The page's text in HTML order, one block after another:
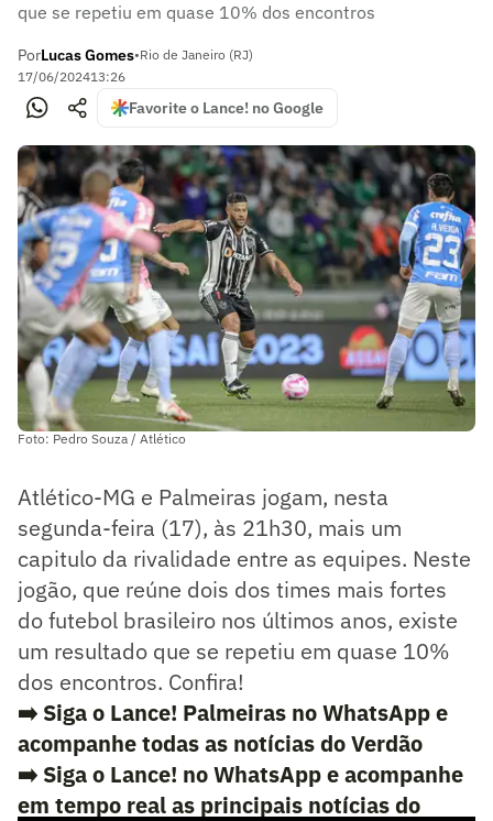
que se repetiu em quase 10% dos encontros
PorLucas Gomes•Rio de Janeiro (RJ)
17/06/202413:26
Favorite o Lance! no Google
Foto: Pedro Souza / Atlético
Atlético-MG e Palmeiras jogam, nesta
segunda-feira (17), às 21h30, mais um
capitulo da rivalidade entre as equipes. Neste
jogão, que reúne dois dos times mais fortes
do futebol brasileiro nos últimos anos, existe
um resultado que se repetiu em quase 10%
dos encontros. Confira!
➡️ Siga o Lance! Palmeiras no WhatsApp e
acompanhe todas as notícias do Verdão
➡️ Siga o Lance! no WhatsApp e acompanhe
em tempo real as principais notícias do